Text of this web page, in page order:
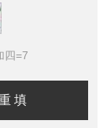
四=7